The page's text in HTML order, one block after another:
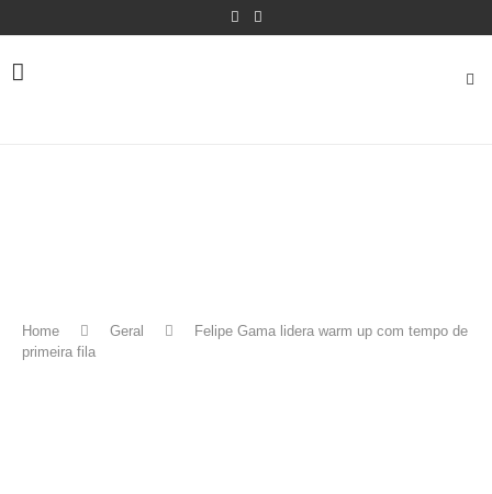
Home Geral
Felipe Gama lidera warm up com tempo de
primeira fila